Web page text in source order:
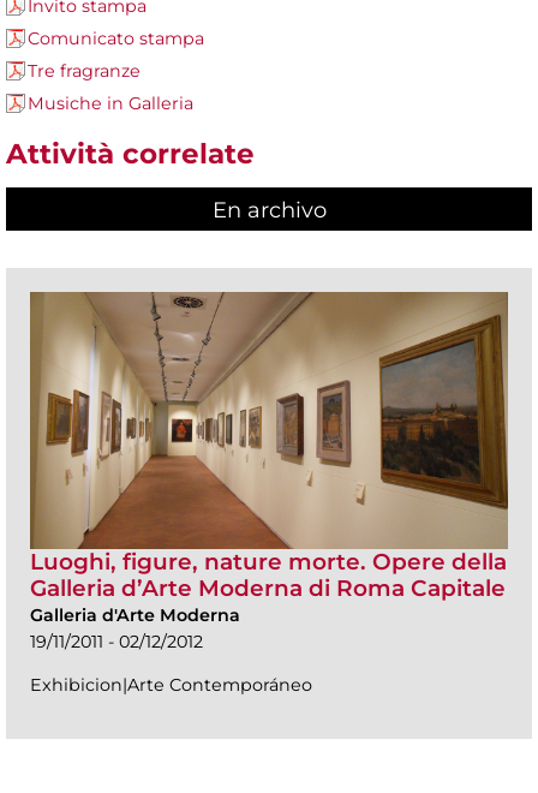
Invito stampa
Comunicato stampa
Tre fragranze
Musiche in Galleria
Attività correlate
En archivo
Luoghi, figure, nature morte. Opere della
Galleria d’Arte Moderna di Roma Capitale
Galleria d'Arte Moderna
19/11/2011 - 02/12/2012
Exhibicion|Arte Contemporáneo